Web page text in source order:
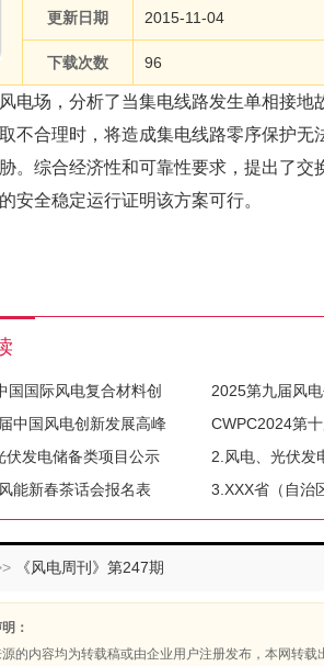
更新日期 2015-11-04
下载次数 96
场，分析了当集电线路发生单相接地
不合理时，将造成集电线路零序保护
。综合经济性和可靠性要求，提出了
安全稳定运行证明该方案可行。
国国际风电复合材料创 2025第九届风
中国风电创新发展高峰
CWPC2024第
伏发电储备类项目公示
2.风电、光伏发
能新春茶话会报名表
3.XXX省（自治
《风电周刊》第247期
：
源的内容均为转载稿或由企业用户注册发布，本网转